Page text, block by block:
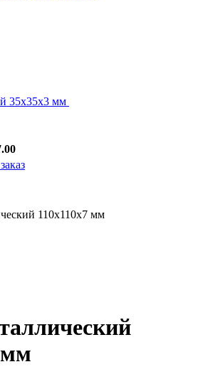
35x35x3 мм
110x110x7 мм
мм